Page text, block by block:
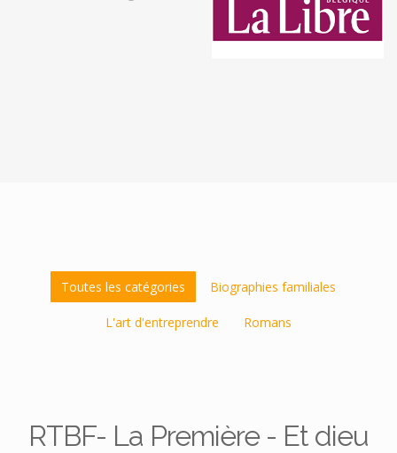
Toutes les catégories Biographies familiales
L'art d'entreprendre Romans
RTBF- La Première - Et dieu